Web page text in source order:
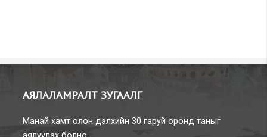
АЯЛАЛАМРАЛТ ЗУГААЛГ
Манай хамт олон дэлхийн 30 гаруй оронд таныг